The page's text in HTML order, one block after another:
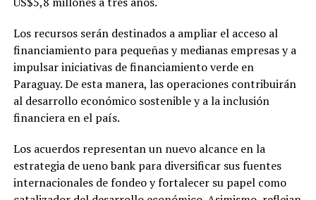
Los recursos serán destinados a ampliar el acceso al
financiamiento para pequeñas y medianas empresas y a
impulsar iniciativas de financiamiento verde en
Paraguay. De esta manera, las operaciones contribuirán
al desarrollo económico sostenible y a la inclusión
financiera en el país.
Los acuerdos representan un nuevo alcance en la
estrategia de ueno bank para diversificar sus fuentes
internacionales de fondeo y fortalecer su papel como